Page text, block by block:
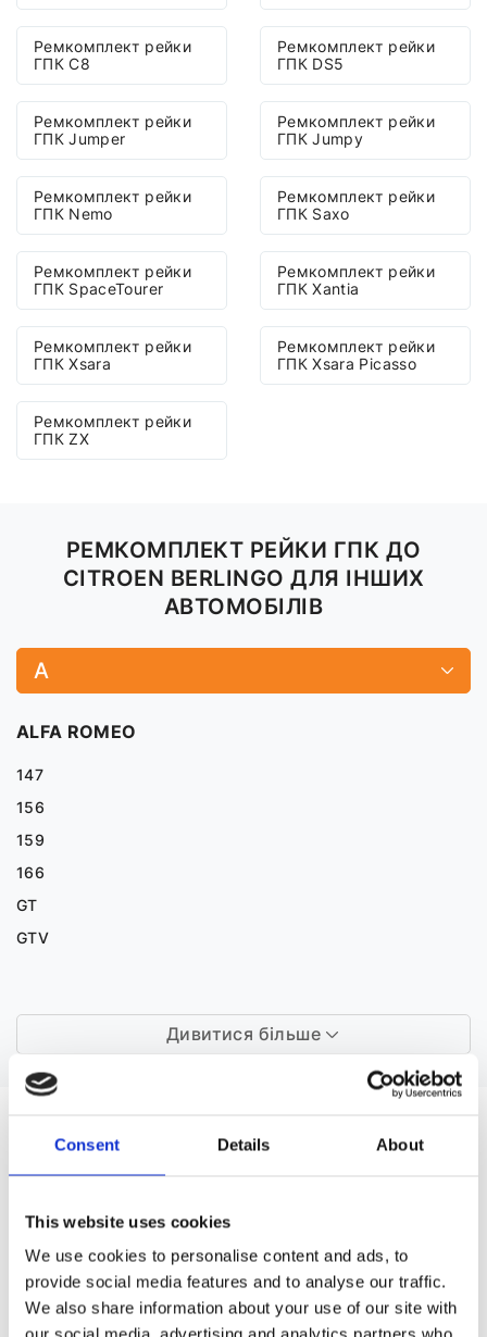
Consent Details About
This website uses cookies
We use cookies to personalise content and ads, to
provide social media features and to analyse our traffic.
We also share information about your use of our site with
Ремкомплект рейки
ГПК C8
Ремкомплект рейки
ГПК DS5
Ремкомплект рейки
ГПК Jumper
Ремкомплект рейки
ГПК Jumpy
Ремкомплект рейки
ГПК Nemo
Ремкомплект рейки
ГПК Saxo
Ремкомплект рейки
ГПК SpaceTourer
Ремкомплект рейки
ГПК Xantia
Ремкомплект рейки
ГПК Xsara
Ремкомплект рейки
ГПК Xsara Picasso
Ремкомплект рейки
ГПК ZX
РЕМКОМПЛЕКТ РЕЙКИ ГПК ДО
CITROEN BERLINGO ДЛЯ ІНШИХ
АВТОМОБІЛІВ
A
ALFA ROMEO
147
156
159
166
GT
GTV
Дивитися більше